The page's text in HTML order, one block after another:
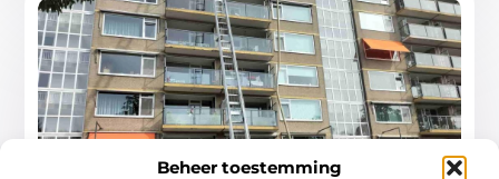
Beheer toestemming